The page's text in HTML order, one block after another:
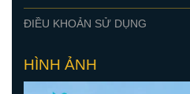
ĐIỀU KHOẢN SỬ DỤNG
HÌNH ẢNH